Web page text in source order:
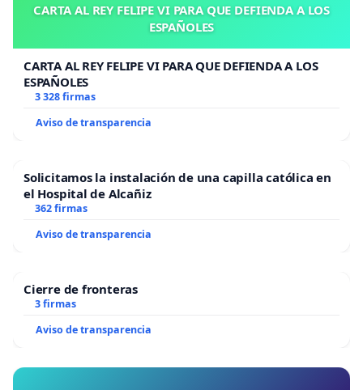
CARTA AL REY FELIPE VI PARA QUE DEFIENDA A LOS
ESPAÑOLES
CARTA AL REY FELIPE VI PARA QUE DEFIENDA A LOS
ESPAÑOLES
3 328 firmas
Aviso de transparencia
Solicitamos la instalación de una capilla católica en
el Hospital de Alcañiz
362 firmas
Aviso de transparencia
Cierre de fronteras
3 firmas
Aviso de transparencia